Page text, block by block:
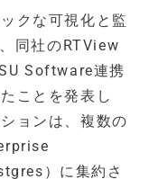
クな可視化と監
同社のRTView
Software連携
ことを発表し
ョンは、複数の
）に集約さ